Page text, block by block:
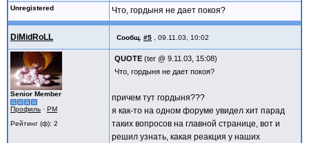
Unregistered Что, гордыня не дает покоя?
DiMidRoLL Сообщ. #5 09.11.03, 10:02
Senior Member
Профиль · PM
Рейтинг (ф): 2
QUOTE (ter @ 9.11.03, 15:08)
Что, гордыня не дает покоя?
причем тут гордыня???
я как-то на одном форуме увидел хит парад
таких вопросов на главной странице, вот и
решил узнать, какая реакция у наших